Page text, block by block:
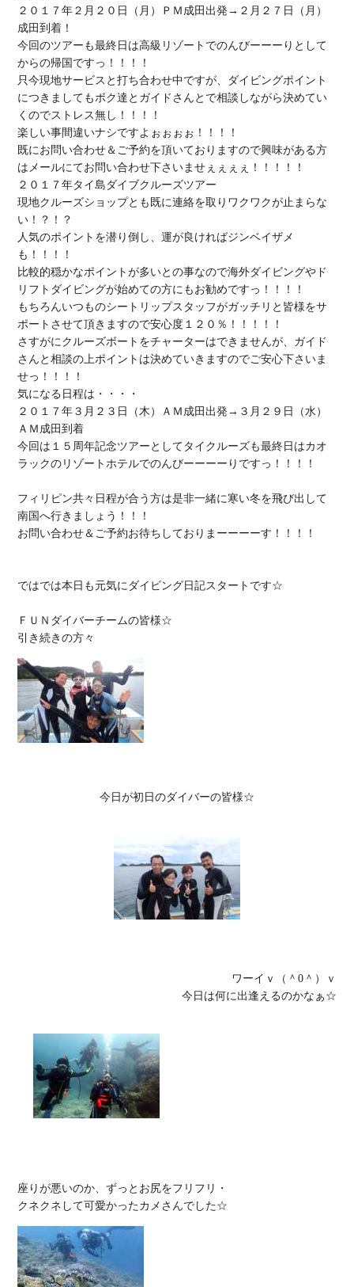
２０１７年２月２０日（月）ＰＭ成田出発→２月２７日（月）
成田到着！
今回のツアーも最終日は高級リゾートでのんびーーーりとして
からの帰国ですっ！！！！
只今現地サービスと打ち合わせ中ですが、ダイビングポイント
につきましてもボク達とガイドさんとで相談しながら決めてい
くのでストレス無し！！！！
楽しい事間違いナシですよぉぉぉぉ！！！！
既にお問い合わせ＆ご予約を頂いておりますので興味がある方
はメールにてお問い合わせ下さいませぇぇぇぇ！！！！！
２０１７年タイ島ダイブクルーズツアー
現地クルーズショップとも既に連絡を取りワクワクが止まらな
い！？！？
人気のポイントを潜り倒し、運が良ければジンベイザメ
も！！！！
比較的穏かなポイントが多いとの事なので海外ダイビングやド
リフトダイビングが始めての方にもお勧めですっ！！！！
もちろんいつものシートリップスタッフがガッチリと皆様をサ
ポートさせて頂きますので安心度１２０％！！！！！
さすがにクルーズボートをチャーターはできませんが、ガイド
さんと相談の上ポイントは決めていきますのでご安心下さいま
せっ！！！！
気になる日程は・・・・
２０１７年３月２３日（木）ＡＭ成田出発→３月２９日（水）
ＡＭ成田到着
今回は１５周年記念ツアーとしてタイクルーズも最終日はカオ
ラックのリゾートホテルでのんびーーーーりですっ！！！！
フィリピン共々日程が合う方は是非一緒に寒い冬を飛び出して
南国へ行きましょう！！！
お問い合わせ＆ご予約お待ちしておりまーーーーす！！！！
ではでは本日も元気にダイビング日記スタートです☆
ＦＵＮダイバーチームの皆様☆
今日が初日のダイバーの皆様☆
ワーイｖ（＾0＾）ｖ
今日は何に出逢えるのかなぁ☆
座りが悪いのか、ずっとお尻をフリフリ・